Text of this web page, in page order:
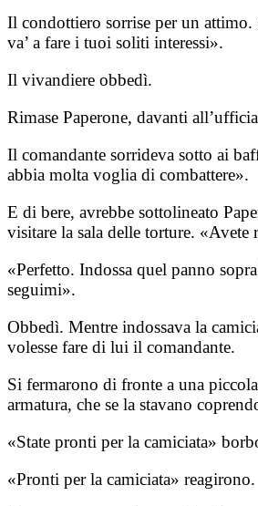
Il condottiero sorrise per un
va’ a fare i tuoi soliti interessi».
Il vivandiere obbedì.
Rimase Paperone, davanti
Il comandante sorrideva sotto ai
abbia molta voglia di combattere».
E di bere, avrebbe sottolineato
visitare la sala delle torture. «Avete
«Perfetto. Indossa quel panno
seguimi».
Obbedì. Mentre indossava la
volesse fare di lui il comandante.
Si fermarono di fronte a una
armatura, che se la stavano
«State pronti per la camiciata»
«Pronti per la camiciata» reagirono.